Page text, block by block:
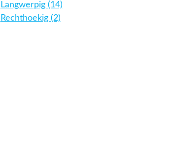
Langwerpig (14)
Rechthoekig (2)